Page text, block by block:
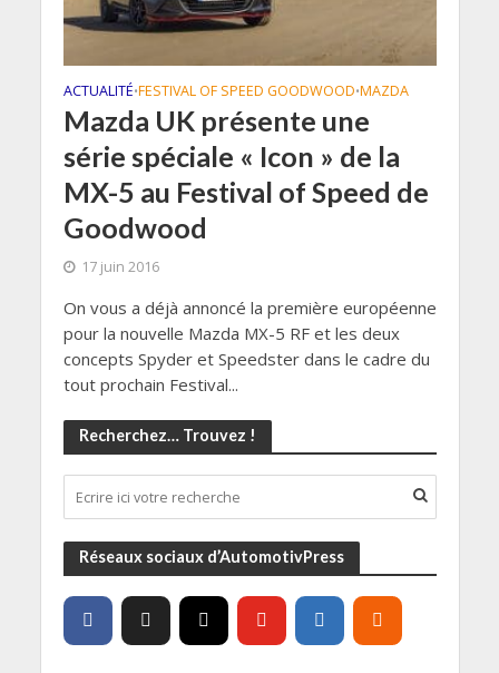
ACTUALITÉ•FESTIVAL OF SPEED GOODWOOD•MAZDA
Mazda UK présente une
série spéciale « Icon » de la
MX-5 au Festival of Speed de
Goodwood
17 juin 2016
On vous a déjà annoncé la première européenne
pour la nouvelle Mazda MX-5 RF et les deux
concepts Spyder et Speedster dans le cadre du
tout prochain Festival...
Recherchez… Trouvez !
Réseaux sociaux d’AutomotivPress